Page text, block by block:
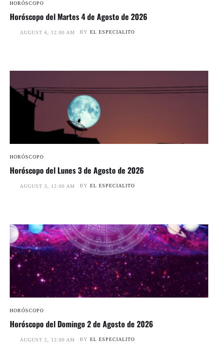
HORÓSCOPO
Horóscopo del Martes 4 de Agosto de 2026
AUGUST 4, 12:00 AM BY EL ESPECIALITO
HORÓSCOPO
Horóscopo del Lunes 3 de Agosto de 2026
AUGUST 3, 12:00 AM BY EL ESPECIALITO
HORÓSCOPO
Horóscopo del Domingo 2 de Agosto de 2026
AUGUST 2, 12:00 AM BY EL ESPECIALITO